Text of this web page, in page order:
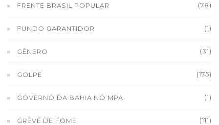
FRENTE BRASIL POPULAR (78)
FUNDO GARANTIDOR (1)
GÊNERO (31)
GOLPE (175)
GOVERNO DA BAHIA NO MPA (1)
GREVE DE FOME (111)